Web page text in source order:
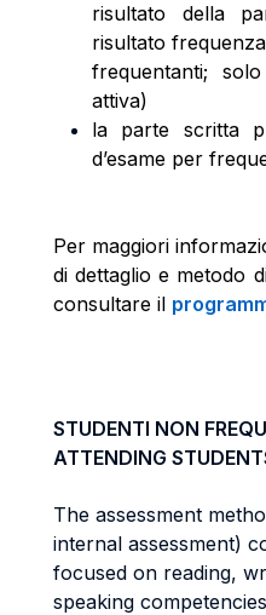
risultato della
risultato
frequentanti;
attiva)
la parte scritta
d’esame per
Per maggiori
di dettaglio e metodo
consultare il
STUDENTI NON
ATTENDING
The assessment
internal assessment)
focused on reading,
speaking